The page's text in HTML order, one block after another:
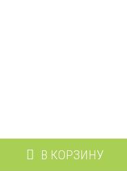
В КОРЗИНУ